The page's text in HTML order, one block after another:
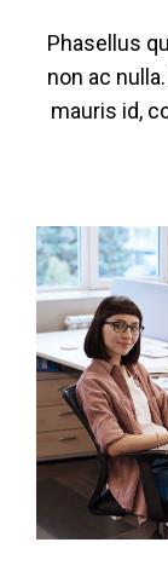
Phasellus
non ac
mauris id,